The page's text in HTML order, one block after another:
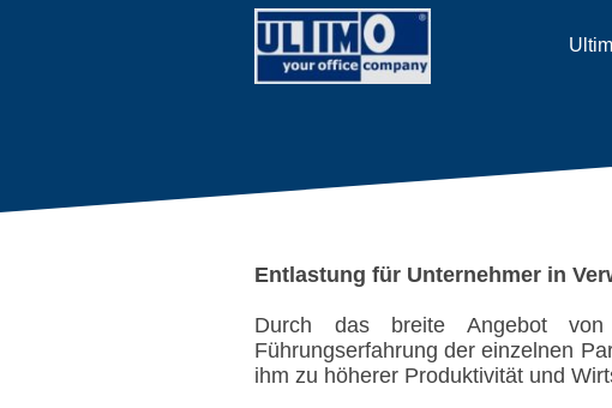
Entlastung für Unternehmer in
Durch das breite Angebot von
Führungserfahrung der einzelnen
ihm zu höherer Produktivität und